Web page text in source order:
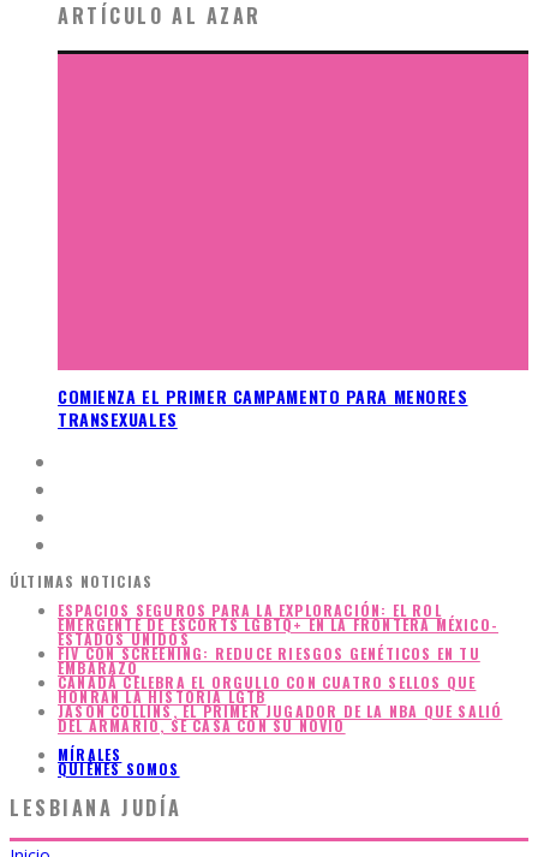
ARTÍCULO AL AZAR
COMIENZA EL PRIMER CAMPAMENTO PARA MENORES
TRANSEXUALES
ÚLTIMAS NOTICIAS
ESPACIOS SEGUROS PARA LA EXPLORACIÓN: EL ROL
EMERGENTE DE ESCORTS LGBTQ+ EN LA FRONTERA MÉXICO-
ESTADOS UNIDOS
FIV CON SCREENING: REDUCE RIESGOS GENÉTICOS EN TU
EMBARAZO
CANADÁ CELEBRA EL ORGULLO CON CUATRO SELLOS QUE
HONRAN LA HISTORIA LGTB
JASON COLLINS, EL PRIMER JUGADOR DE LA NBA QUE SALIÓ
DEL ARMARIO, SE CASA CON SU NOVIO
MÍRALES
QUIÉNES SOMOS
LESBIANA JUDÍA